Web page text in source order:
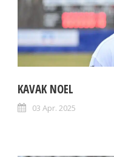
KAVAK NOEL
03 Apr. 2025